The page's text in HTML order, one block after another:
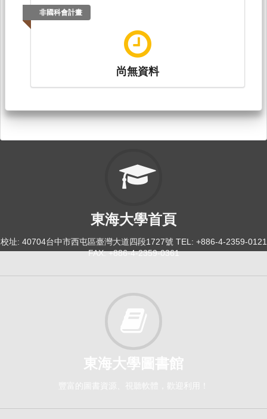
非國科會計畫
尚無資料
東海大學首頁
校址: 40704台中市西屯區臺灣大道四段1727號 TEL: +886-4-2359-0121
FAX: +886-4-2359-0361
東海大學圖書館
豐富的圖書資源、視聽軟體，歡迎利用！